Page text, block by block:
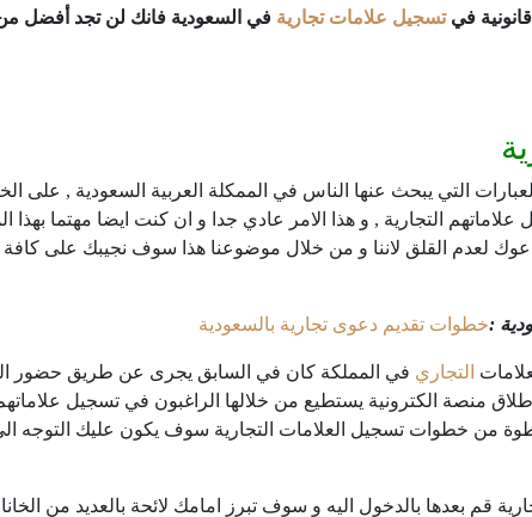
فيتسجيل علامات تجارية في السعودية فانك لن تجد أفضل
التي يبحث عنها الناس في الممكلة العربية السعودية , على
علاماتهم التجارية , و هذا الامر عادي جدا و ان كنت ايضا مهتما
لعدم القلق لاننا و من خلال موضوعنا هذا سوف نجيبك على كافة
:خطوات تقديم دعوى تجارية بالسعودية
التجاري في المملكة كان في السابق يجرى عن طريق حضور
منصة الكترونية يستطيع من خلالها الراغبون في تسجيل
من خطوات تسجيل العلامات التجارية سوف يكون عليك التوجه
قم بعدها بالدخول اليه و سوف تبرز امامك لائحة بالعديد من